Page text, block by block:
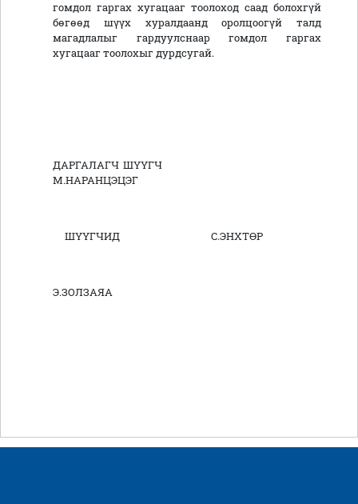
гомдол гаргах хугацааг тоолоход саад болохгүй
бөгөөд шүүх хуралдаанд оролцоогүй талд
магадлалыг гардуулснаар гомдол гаргах
хугацааг тоолохыг дурдсугай.
ДАРГАЛАГЧ ШҮҮГЧ
М.НАРАНЦЭЦЭГ
ШҮҮГЧИД С.ЭНХТӨР
Э.ЗОЛЗАЯА